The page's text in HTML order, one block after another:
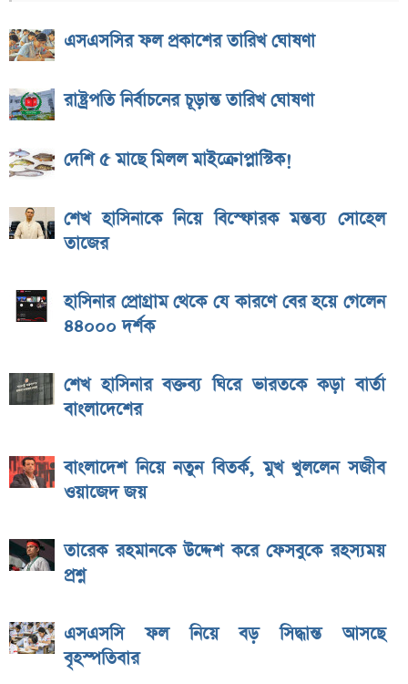
এসএসসির ফল প্রকাশের তারিখ ঘোষণা
রাষ্ট্রপতি নির্বাচনের চূড়ান্ত তারিখ ঘোষণা
দেশি ৫ মাছে মিলল মাইক্রোপ্লাস্টিক!
শেখ হাসিনাকে নিয়ে বিস্ফোরক মন্তব্য সোহেল
তাজের
হাসিনার প্রোগ্রাম থেকে যে কারণে বের হয়ে গেলেন
৪৪০০০ দর্শক
শেখ হাসিনার বক্তব্য ঘিরে ভারতকে কড়া বার্তা
বাংলাদেশের
বাংলাদেশ নিয়ে নতুন বিতর্ক, মুখ খুললেন সজীব
ওয়াজেদ জয়
তারেক রহমানকে উদ্দেশ করে ফেসবুকে রহস্যময়
প্রশ্ন
এসএসসি ফল নিয়ে বড় সিদ্ধান্ত আসছে
বৃহস্পতিবার